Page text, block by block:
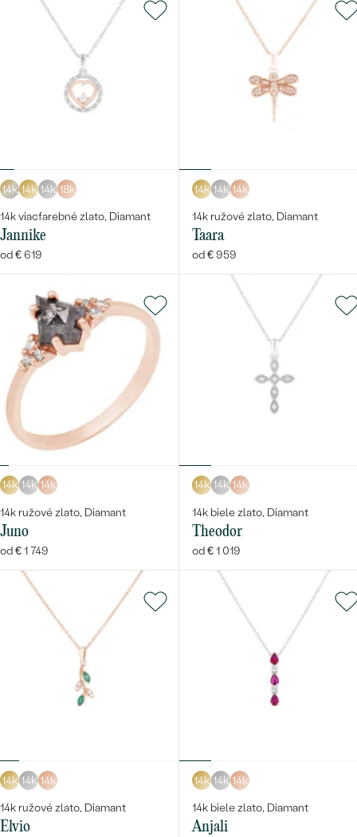
14k 14k 14k 18k
14k viacfarebné zlato, Diamant
Jannike
od € 619
14k 14k 14k
14k ružové zlato, Diamant
Taara
od € 959
14k 14k 14k
14k ružové zlato, Diamant
Juno
od € 1 749
14k 14k 14k
14k biele zlato, Diamant
Theodor
od € 1 019
14k 14k 14k
14k ružové zlato, Diamant
Elvio
14k 14k 14k
14k biele zlato, Diamant
Anjali